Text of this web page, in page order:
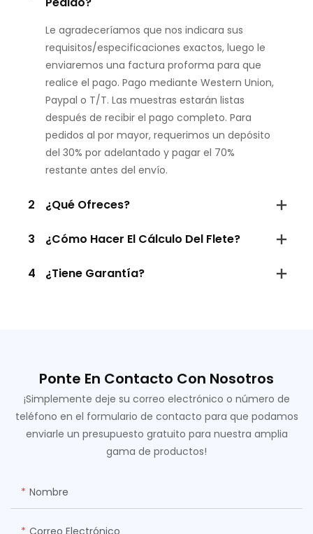
Le agradeceríamos que nos indicara sus
requisitos/especificaciones exactos, luego le
enviaremos una factura proforma para que
realice el pago. Pago mediante Western Union,
Paypal o T/T. Las muestras estarán listas
después de recibir el pago completo. Para
pedidos al por mayor, requerimos un depósito
del 30% por adelantado y pagar el 70%
restante antes del envío.
2 ¿Qué Ofreces?
3 ¿Cómo Hacer El Cálculo Del Flete?
4 ¿Tiene Garantía?
Ponte En Contacto Con Nosotros
¡Simplemente deje su correo electrónico o número de
teléfono en el formulario de contacto para que podamos
enviarle un presupuesto gratuito para nuestra amplia
gama de productos!
Nombre